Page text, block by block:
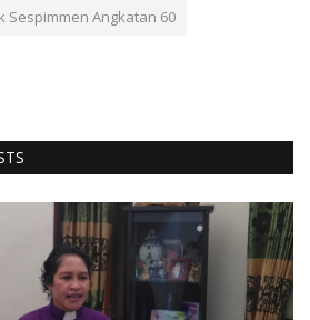
Sespimmen Angkatan 60